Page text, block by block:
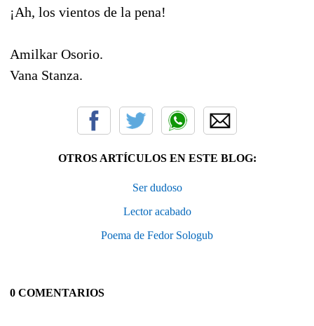
¡Ah, los vientos de la pena!
Amilkar Osorio.
Vana Stanza.
OTROS ARTÍCULOS EN ESTE BLOG:
Ser dudoso
Lector acabado
Poema de Fedor Sologub
0 COMENTARIOS